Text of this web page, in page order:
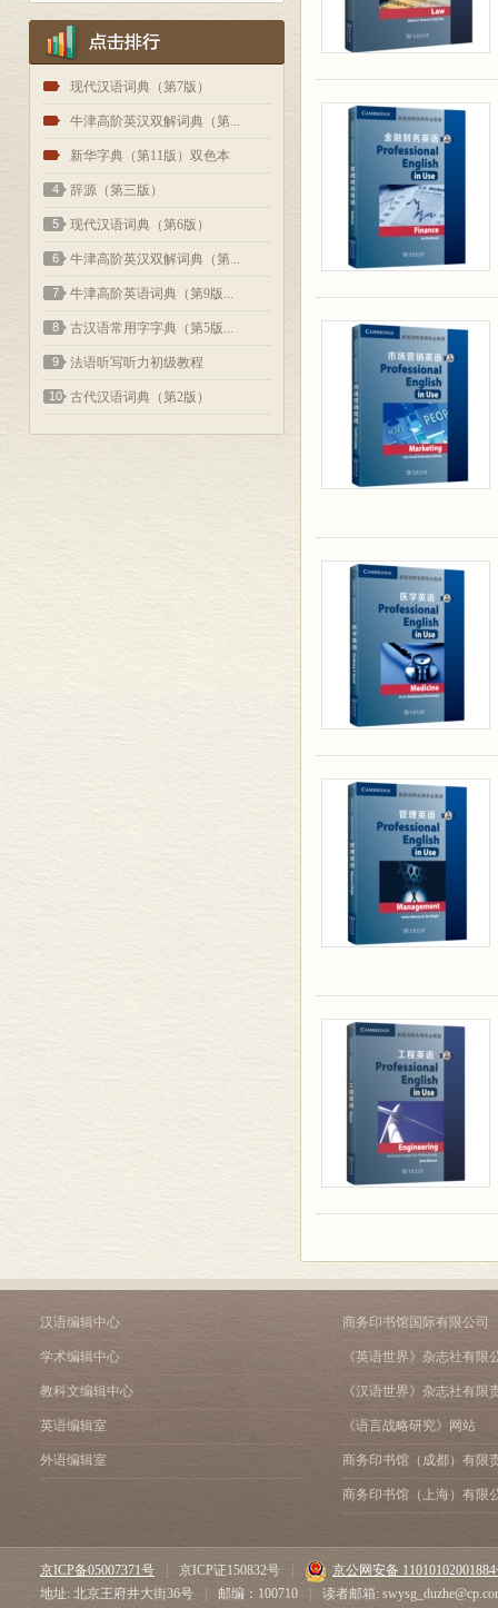
1 现代汉语词典（第7版）
2 牛津高阶英汉双解词典（第...
3 新华字典（第11版）双色本
4 辞源（第三版）
5 现代汉语词典（第6版）
6 牛津高阶英汉双解词典（第...
7 牛津高阶英语词典（第9版...
8 古汉语常用字字典（第5版...
9 法语听写听力初级教程
10 古代汉语词典（第2版）
汉语编辑中心
学术编辑中心
教科文编辑中心
英语编辑室
外语编辑室
商务印书馆国际有限公司
《英语世界》杂志社有限
《汉语世界》杂志社有限
《语言战略研究》网站
商务印书馆（成都）有限
商务印书馆（上海）有限
京ICP备05007371号 京ICP证150832号
京公网安备
地址: 北京王府井大街36号
邮编：100710 读者邮箱: